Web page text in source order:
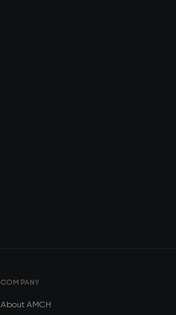
COMPANY
About AMCH